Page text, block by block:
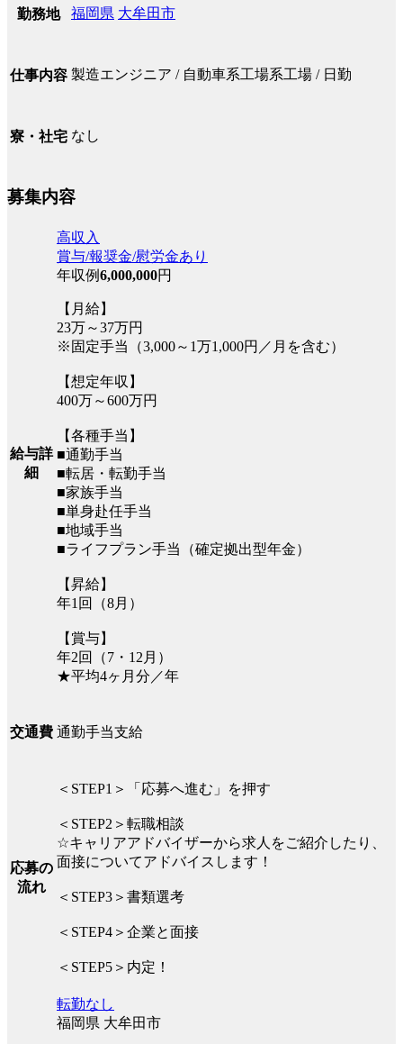
勤務地 福岡県 大牟田市
仕事内容 製造エンジニア / 自動車系工場系工場 / 日勤
寮・社宅 なし
募集内容
給与詳
細
高収入
賞与/報奨金/慰労金あり
年収例6,000,000円
【月給】
23万～37万円
※固定手当（3,000～1万1,000円／月を含む）
【想定年収】
400万～600万円
【各種手当】
■通勤手当
■転居・転勤手当
■家族手当
■単身赴任手当
■地域手当
■ライフプラン手当（確定拠出型年金）
【昇給】
年1回（8月）
【賞与】
年2回（7・12月）
★平均4ヶ月分／年
交通費 通勤手当支給
応募の
流れ
＜STEP1＞「応募へ進む」を押す
＜STEP2＞転職相談
☆キャリアアドバイザーから求人をご紹介したり、
面接についてアドバイスします！
＜STEP3＞書類選考
＜STEP4＞企業と面接
＜STEP5＞内定！
転勤なし
福岡県 大牟田市